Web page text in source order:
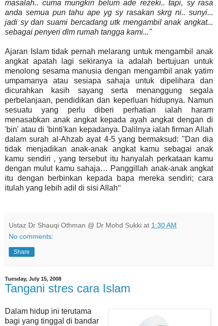
masalah.. cuma mungkin belum ade rezeki.. tapi, sy rasa
anda semua pun tahu ape yg sy rasakan skrg ni.. sunyi...
jadi sy dan suami bercadang utk mengambil anak angkat...
sebagai penyeri dlm rumah tangga kami..."
Ajaran Islam tidak pernah melarang untuk mengambil anak
angkat apatah lagi sekiranya ia adalah bertujuan untuk
menolong sesama manusia dengan mengambil anak yatim
umpamanya atau sesiapa sahaja untuk dipelihara dan
dicurahkan kasih sayang serta menanggung segala
perbelanjaan, pendidikan dan keperluan hidupnya. Namun
sesuatu yang perlu diberi perhatian ialah haram
menasabkan anak angkat kepada ayah angkat dengan di
'bin' atau di 'binti'kan kepadanya. Dalilnya ialah firman Allah
dalam surah al-Ahzab ayat 4-5 yang bermaksud: "Dan dia
tidak menjadikan anak-anak angkat kamu sebagai anak
kamu sendiri , yang tersebut itu hanyalah perkataan kamu
dengan mulut kamu sahaja… Panggillah anak-anak angkat
itu dengan berbinkan kepada bapa mereka sendiri; cara
itulah yang lebih adil di sisi Allah"
Ustaz Dr Shauqi Othman @ Dr Mohd Sukki at 1:30 AM
No comments:
Share
Tuesday, July 15, 2008
Tangani stres cara Islam
Dalam hidup ini terutama
bagi yang tinggal di bandar